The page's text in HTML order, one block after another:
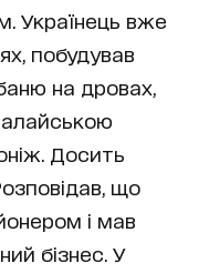
Українець вже
побудував
на дровах,
Досить
що
і мав
бізнес. У